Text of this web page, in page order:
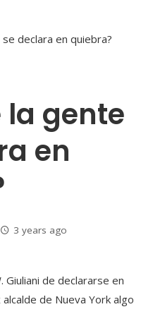
la gente
en
3 years ago
Giuliani de declararse en
de Nueva York algo